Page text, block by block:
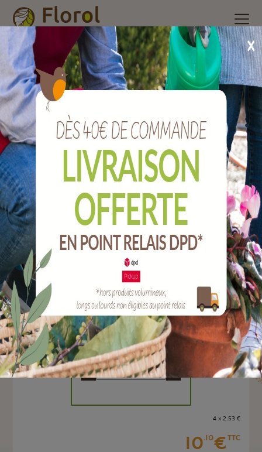
Accueil Nos produits /Brosserie et ménage /Raclette de sol/
Tapis paillasson coco diamands avec rebord 40x60 cm
Tapis paillasson coco diamands avec
rebord 40x60 cm
Ref : T157007
EAN :
Marque :
Quantité :
Unité
- +
4 x 2.53 €
10.10€TTC